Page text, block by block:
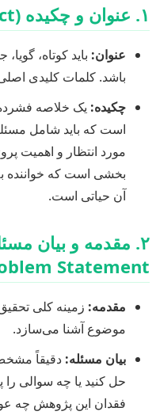
۱. عنوان و چکیده (Title & Abstract)
عنوان: باید کوتاه،
باشد. کلمات کلیدی
چکیده:
است که باید شامل
مورد انتظار و اهمیت
بخشی است که
آن حیاتی است.
Statement)
مقدمه: زمینه کلی
موضوع آشنا می‌سازد.
بیان مسئله: دقیقاً
حل کنید یا چه سوالی
فقدان این پژوهش چه